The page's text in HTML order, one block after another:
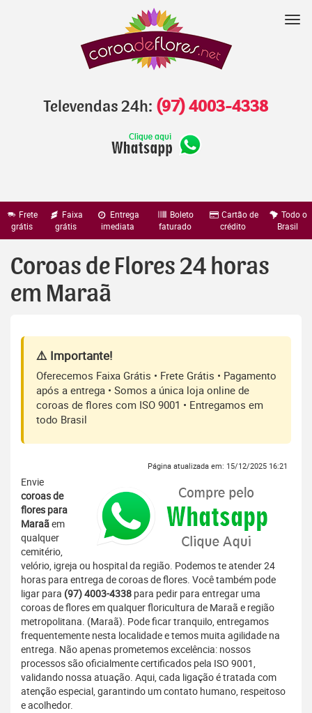
Televendas 24h: (97) 4003-4338
Frete
grátis
Faixa
grátis
Entrega
imediata
Boleto
faturado
Cartão de
crédito
Todo o
Brasil
Coroas de Flores 24 horas
em Maraã
⚠️ Importante!
Oferecemos Faixa Grátis • Frete Grátis • Pagamento
após a entrega • Somos a única loja online de
coroas de flores com ISO 9001 • Entregamos em
todo Brasil
Página atualizada em: 15/12/2025 16:21
Envie
coroas de
flores para
Maraãem
qualquer
cemitério,
velório, igreja ou hospital da região. Podemos te atender 24
horas para entrega de coroas de flores. Você também pode
ligar para (97) 4003-4338 para pedir para entregar uma
coroas de flores em qualquer floricultura de Maraã e região
metropolitana. (Maraã). Pode ficar tranquilo, entregamos
frequentemente nesta localidade e temos muita agilidade na
entrega. Não apenas prometemos excelência: nossos
processos são oficialmente certificados pela ISO 9001,
validando nossa atuação. Aqui, cada ligação é tratada com
atenção especial, garantindo um contato humano, respeitoso
e acolhedor.